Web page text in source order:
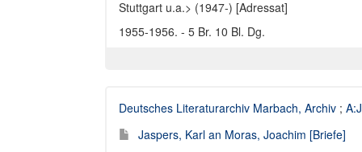
Stuttgart u.a.> (1947-) [Adressat]
1955-1956. - 5 Br. 10 Bl. Dg.
Deutsches Literaturarchiv Marbach, Archiv ;
Jaspers, Karl an Moras, Joachim [Briefe]